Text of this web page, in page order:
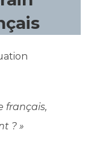
français,
? »